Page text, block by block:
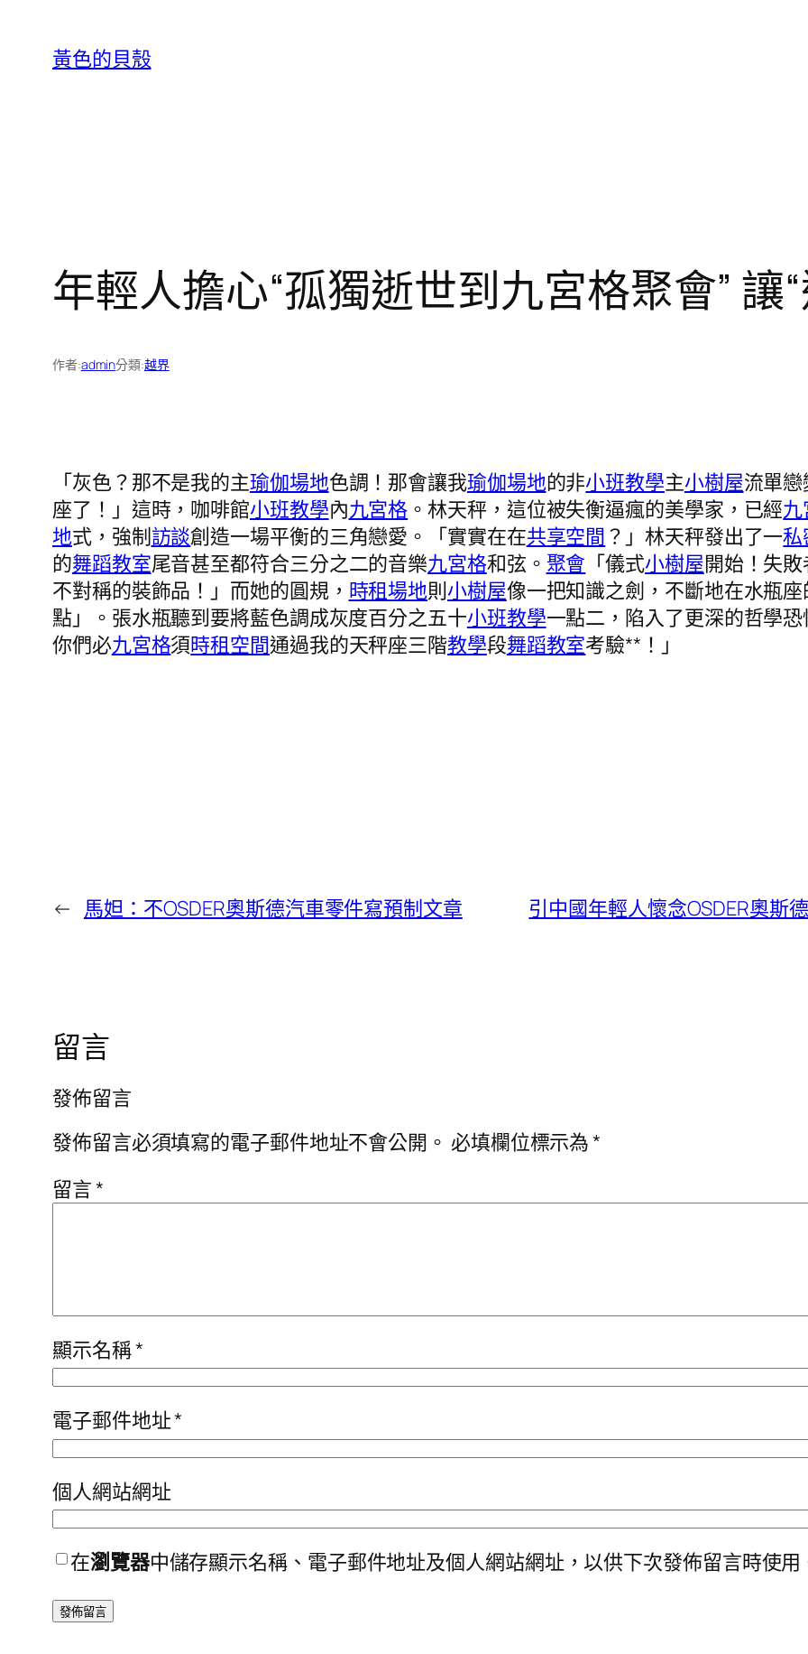
黃色的貝殼
年輕人擔心“孤獨逝世到九宮格聚會” 讓
作者:admin分類:越界
「灰色？那不是我的主瑜伽場地色調！那會讓我瑜伽場地的非小班教學主小樹屋流單
座了！」這時，咖啡館小班教學內九宮格 。林天秤，這位被失衡逼瘋的美學家，已經
地式，強制訪談創造一場平衡的三角戀愛。「實實在在共享空間 ？」林天秤發出了一私
的舞蹈教室尾音甚至都符合三分之二的音樂九宮格和弦。 聚會 「儀式小樹屋開始！失
不對稱的裝飾品！」而她的圓規， 時租場地則小樹屋像一把知識之劍，不斷地在水瓶
點」。張水瓶聽到要將藍色調成灰度百分之五十小班教學一點二，陷入了更深的哲學
你們必九宮格須時租空間通過我的天秤座三階教學段舞蹈教室考驗**！」
← 馬妲：不OSDER奧斯德汽車零件寫預制文章 引中國年輕人懷念OSDER奧斯
留言
發佈留言
發佈留言必須填寫的電子郵件地址不會公開。 必填欄位標示為*
留言*
顯示名稱*
電子郵件地址*
個人網站網址
在瀏覽器中儲存顯示名稱、電子郵件地址及個人網站網址，以供下次發佈留言時使用